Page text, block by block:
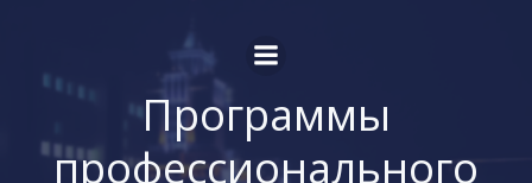
к
содержимому
Программы
профессионального